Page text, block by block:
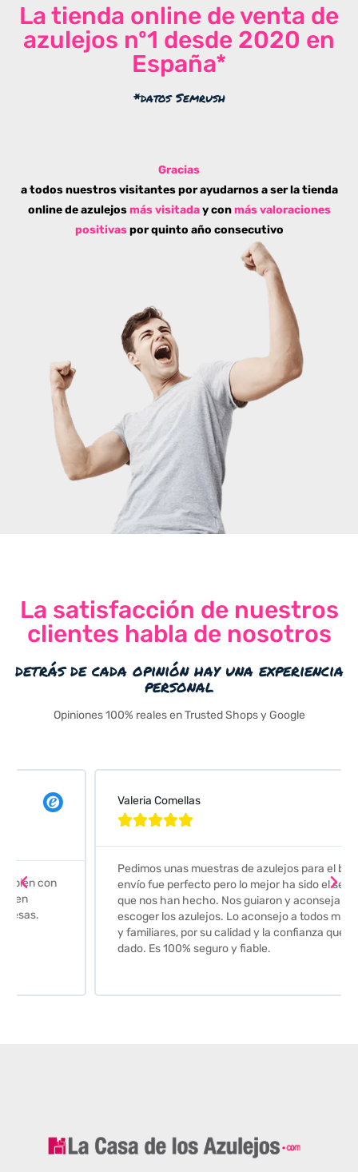
La tienda online de venta de
azulejos nº1 desde 2020 en
España*
*datos Semrush
Gracias
a todos nuestros visitantes por ayudarnos a ser la tienda
online de azulejos más visitaday conmás valoraciones
positivaspor quinto año consecutivo
La satisfacción de nuestros
clientes habla de nosotros
detrás de cada opinión hay una experiencia
personal
Opiniones 100% reales en Trusted Shops y Google
Valeria Comellas
Pedimos unas muestras de azulejos para el baño. El
envío fue perfecto pero lo mejor ha sido el seguimiento
que nos han hecho. Nos guiaron y aconsejaron para
escoger los azulejos. Lo aconsejo a todos mis amigos
y familiares, por su calidad y la confianza que nos han
dado. Es 100% seguro y fiable.